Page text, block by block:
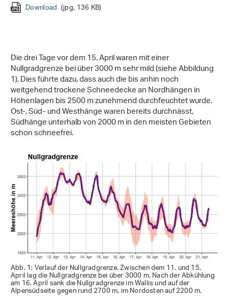
Download (jpg, 136 KB)
Download (jpg, 98 KB)
Download (jpg, 80 KB)
Download (jpg, 154 KB)
Download (jpg, 116 KB)
Download (jpg, 149 KB)
Download (jpg, 219 KB)
Download (jpg, 116 KB)
Die drei Tage vor dem 15. April waren mit einer
Nullgradgrenze bei über 3000 m sehr mild (siehe Abbildung
1). Dies führte dazu, dass auch die bis anhin noch
weitgehend trockene Schneedecke an Nordhängen in
Höhenlagen bis 2500 m zunehmend durchfeuchtet wurde.
Ost-, Süd- und Westhänge waren bereits durchnässt,
Südhänge unterhalb von 2000 m in den meisten Gebieten
schon schneefrei.
Abb. 1: Verlauf der Nullgradgrenze. Zwischen dem 11. und 15.
April lag die Nullgradgrenze bei über 3000 m. Nach der Abkühlung
am 16. April sank die Nullgradgrenze im Wallis und auf der
Alpensüdseite gegen rund 2700 m, im Nordosten auf 2200 m.